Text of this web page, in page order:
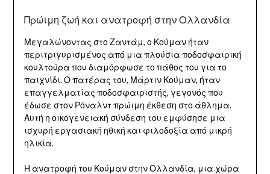
Πρώιμη ζωή και ανατροφή στην Ολλανδία
Μεγαλώνοντας στο Ζαντάμ, ο Κούμαν ήταν
περιτριγυρισμένος από μια πλούσια ποδοσφαιρική
κουλτούρα που διαμόρφωσε το πάθος του για το
παιχνίδι. Ο πατέρας του, Μάρτιν Κούμαν, ήταν
επαγγελματίας ποδοσφαιριστής, γεγονός που
έδωσε στον Ρόναλντ πρώιμη έκθεση στο άθλημα.
Αυτή η οικογενειακή σύνδεση του εμφύσησε μια
ισχυρή εργασιακή ηθική και φιλοδοξία από μικρή
ηλικία.
Η ανατροφή του Κούμαν στην Ολλανδία, μια χώρα